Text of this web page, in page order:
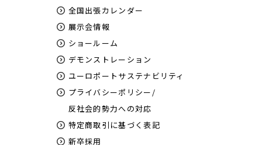
全国出張カレンダー
展示会情報
ショールーム
デモンストレーション
ユーロポートサステナビリティ
プライバシーポリシー/
反社会的勢力への対応
特定商取引に基づく表記
新卒採用